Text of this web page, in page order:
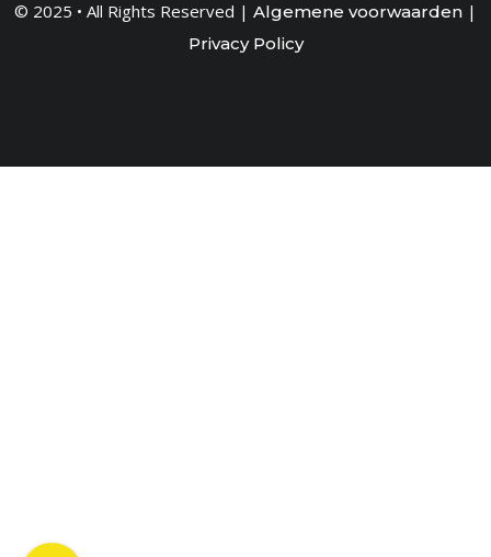
© 2025 • All Rights Reserved | Algemene voorwaarden |
Privacy Policy